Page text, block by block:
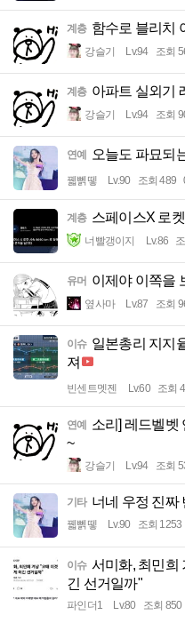
계층 함수로 블리치
강슬기 Lv.94 조회
계층 아파트 실외기
강슬기 Lv.94 조회
연예 오늘도 파묘되
꿻뻵뗗 Lv.90 조회 489
계층 스페이스X 로
너빨갱이지 Lv.86
유머 이제야 이쪽을
옆사마 Lv.87 조회
이슈 일본총리 지지
져
빈센트멧젠 Lv.60 조회
연예
소리] 레드벨벳
~
강슬기 Lv.94 조회
기타 너네 우정 진짜
꿻뻵뗗 Lv.90 조회 1253
이슈 서미화, 최민희
긴 선거일까"
파인더1 Lv.80 조회 850